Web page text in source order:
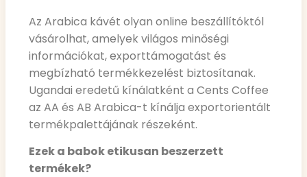
Az Arabica kávét olyan online beszállítóktól
vásárolhat, amelyek világos minőségi
információkat, exporttámogatást és
megbízható termékkezelést biztosítanak.
Ugandai eredetű kínálatként a Cents Coffee
az AA és AB Arabica-t kínálja exportorientált
termékpalettájának részeként.
Ezek a babok etikusan beszerzett
termékek?